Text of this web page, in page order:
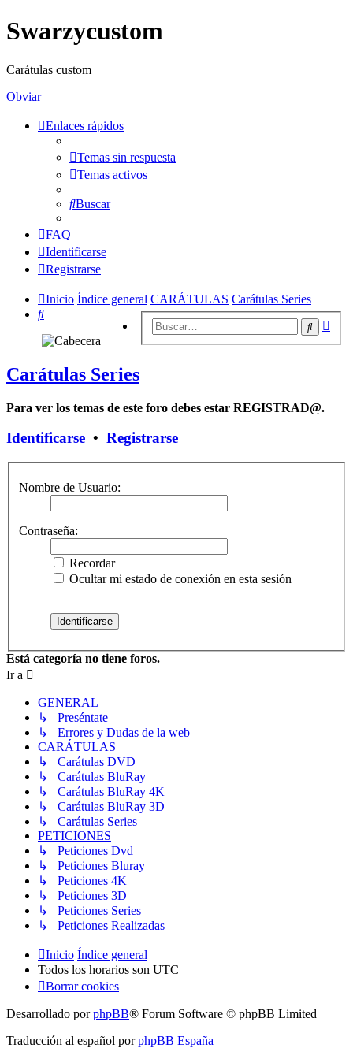
Swarzycustom
Carátulas custom
Obviar
Enlaces rápidos
Temas sin respuesta
Temas activos
Buscar
FAQ
Identificarse
Registrarse
Inicio Índice general CARÁTULAS Carátulas Series
Buscar
Buscar
Carátulas Series
Para ver los temas de este foro debes estar REGISTRAD@.
Identificarse • Registrarse
Nombre de Usuario:
Contraseña:
Recordar
Ocultar mi estado de conexión en esta sesión
Está categoría no tiene foros.
Ir a
GENERAL
↳ Preséntate
↳ Errores y Dudas de la web
CARÁTULAS
↳ Carátulas DVD
↳ Carátulas BluRay
↳ Carátulas BluRay 4K
↳ Carátulas BluRay 3D
↳ Carátulas Series
PETICIONES
↳ Peticiones Dvd
↳ Peticiones Bluray
↳ Peticiones 4K
↳ Peticiones 3D
↳ Peticiones Series
↳ Peticiones Realizadas
Inicio Índice general
Todos los horarios son UTC
Borrar cookies
Desarrollado porphpBB® Forum Software © phpBB Limited
Traducción al español porphpBB España